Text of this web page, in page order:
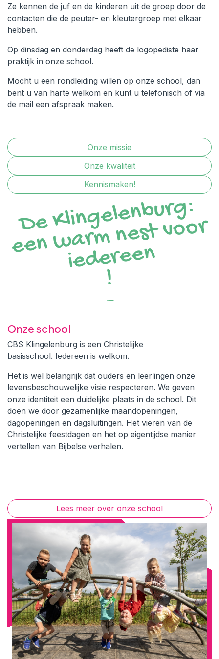
Ze kennen de juf en de kinderen uit de groep door de
contacten die de peuter- en kleutergroep met elkaar
hebben.
Op dinsdag en donderdag heeft de logopediste haar
praktijk in onze school.
Mocht u een rondleiding willen op onze school, dan
bent u van harte welkom en kunt u telefonisch of via
de mail een afspraak maken.
Onze missie
Onze kwaliteit
Kennismaken!
D
e
Kli
n
g
el
e
n
b
ur
g:
e
e
n
w
ar
m
n
es
t
v
o
or
i
e
d
er
e
e
n
!
Onze school
CBS Klingelenburg is een Christelijke
basisschool. Iedereen is welkom.
Het is wel belangrijk dat ouders en leerlingen onze
levensbeschouwelijke visie respecteren. We geven
onze identiteit een duidelijke plaats in de school. Dit
doen we door gezamenlijke maandopeningen,
dagopeningen en dagsluitingen. Het vieren van de
Christelijke feestdagen en het op eigentijdse manier
vertellen van Bijbelse verhalen.
Lees meer over onze school